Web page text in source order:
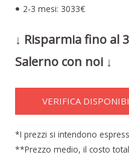
2-3 mesi: 3033€
↓ Risparmia fino al
Salerno con noi ↓
VERIFICA
*I prezzi si intendono
**Prezzo medio, il costo